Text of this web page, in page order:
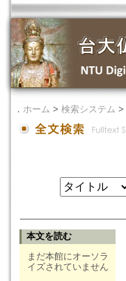
． ホーム > 検索システム >
本文を読む
まだ本館にオーソラ
イズされていません